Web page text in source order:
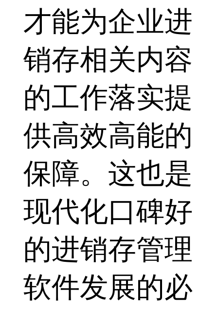
才能为企业进
销存相关内容
的工作落实提
供高效高能的
保障。这也是
现代化口碑好
的进销存管理
软件发展的必